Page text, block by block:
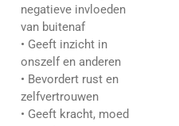
negatieve invloeden
van buitenaf
• Geeft inzicht in
onszelf en anderen
• Bevordert rust en
zelfvertrouwen
• Geeft kracht, moed